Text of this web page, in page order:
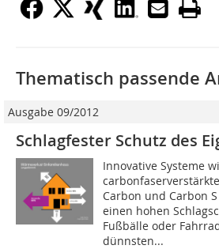
Thematisch passende
Ausgabe 09/2012
Schlagfester Schutz des
Innovative Systeme
Carbon und Carbon
einen hohen
Fußbälle oder
dünnsten...